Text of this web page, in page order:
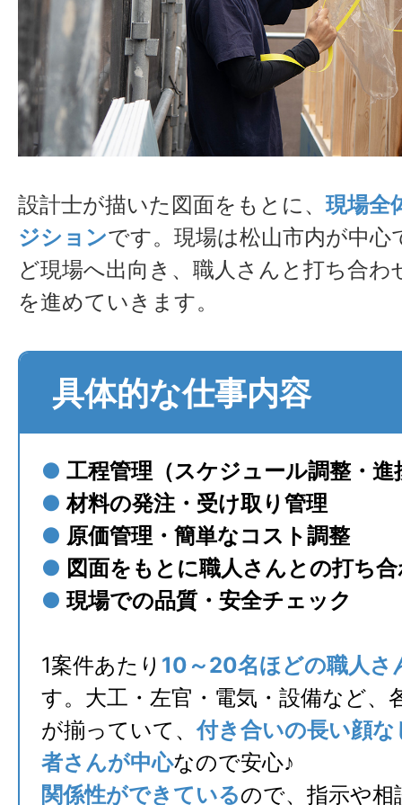
設計士が描いた図面をもとに、 現場全
ジションです。現場は松山市内が中心
ど現場へ出向き、職人さんと打ち合わ
を進めていきます。
具体的な仕事内容
● 工程管理（スケジュール調整・進
● 材料の発注・受け取り管理
● 原価管理・簡単なコスト調整
● 図面をもとに職人さんとの打ち
● 現場での品質・安全チェック
1案件あたり 10～20名ほどの職人さ
す。大工・左官・電気・設備など、
が揃っていて、付き合いの長い顔
者さんが中心なので安心♪
関係性ができているので、指示や